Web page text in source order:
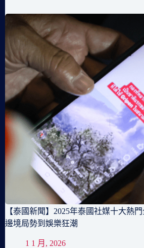
【泰國新聞】2025年泰國社媒十大熱
邊境局勢到娛樂狂潮
1 1 月, 2026